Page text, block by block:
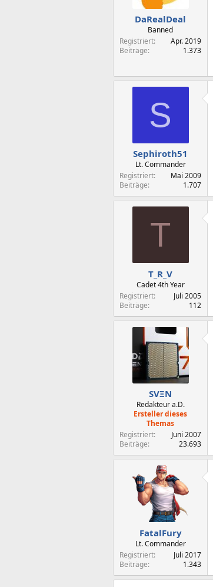
DaRealDeal
Banned
Registriert
Apr. 2019
Beiträge
1.373
S
Sephiroth51
Lt. Commander
Registriert
Mai 2009
Beiträge
1.707
T
T_R_V
Cadet 4th Year
Registriert
Juli 2005
Beiträge
112
SVΞN
Redakteur a.D.
Ersteller dieses
Themas
Registriert
Juni 2007
Beiträge
23.693
FatalFury
Lt. Commander
Registriert
Juli 2017
Beiträge
1.343